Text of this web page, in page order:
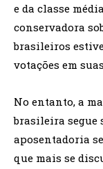
e da classe
conservadora
brasileiros
votações em
No entanto, a
brasileira segue
aposentadoria
que mais se